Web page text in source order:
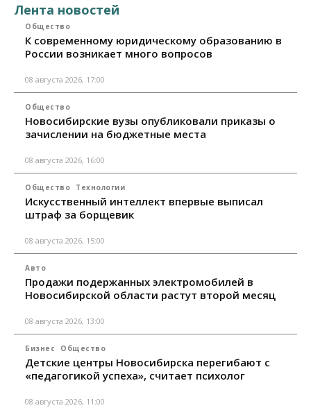
Лента новостей
Общество
К современному юридическому образованию в
России возникает много вопросов
08 августа 2026, 17:00
Общество
Новосибирские вузы опубликовали приказы о
зачислении на бюджетные места
08 августа 2026, 16:00
Общество Технологии
Искусственный интеллект впервые выписал
штраф за борщевик
08 августа 2026, 15:00
Авто
Продажи подержанных электромобилей в
Новосибирской области растут второй месяц
08 августа 2026, 13:00
Бизнес Общество
Детские центры Новосибирска перегибают с
«педагогикой успеха», считает психолог
08 августа 2026, 11:00